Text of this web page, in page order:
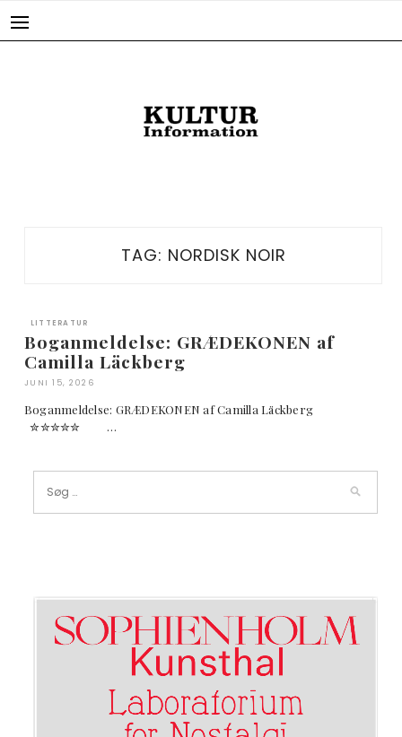
TAG: NORDISK NOIR
LITTERATUR
Boganmeldelse: GRÆDEKONEN af
Camilla Läckberg
JUNI 15, 2026
Boganmeldelse: GRÆDEKONEN af Camilla Läckberg
✮✮✮✮✮ …